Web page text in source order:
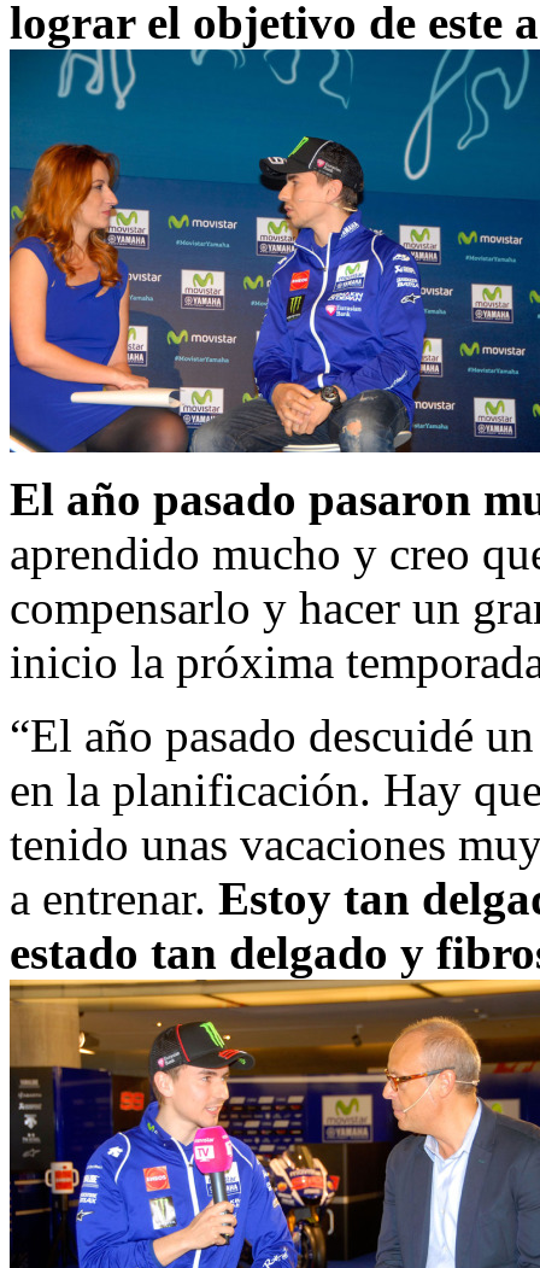
lograr el objetivo de este
El año pasado pasaron
aprendido mucho y creo
compensarlo y hacer un
inicio la próxima
“El año pasado descuidé
en la planificación. Hay
tenido unas vacaciones
a entrenar. Estoy tan
estado tan delgado y